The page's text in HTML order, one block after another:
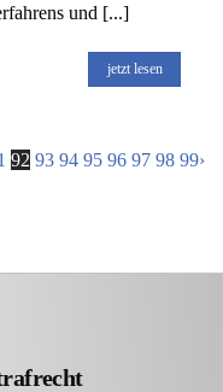
und [...]
jetzt lesen
92 93 94 95 96 97 98 99›